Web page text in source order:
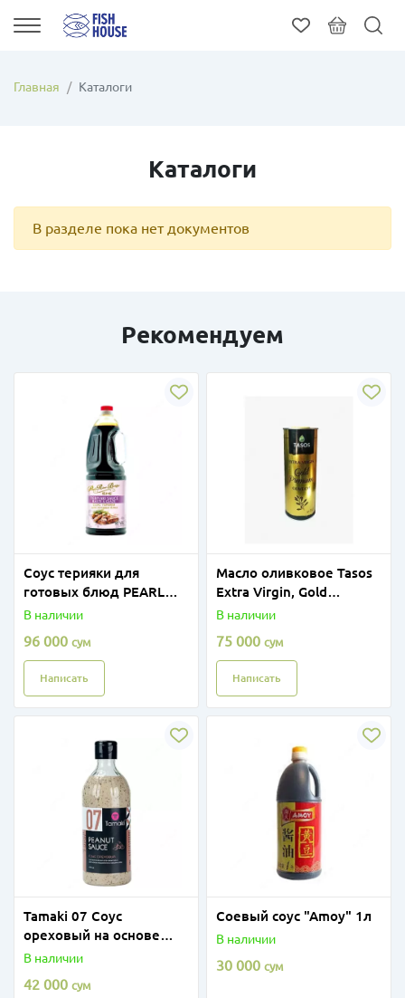
Главная Каталоги
Каталоги
В разделе пока нет документов
Рекомендуем
Соус терияки для
готовых блюд PEARL
RIVER BRIDGE, 1.8 л
В наличии
96 000 сум
Написать
Масло оливковое Tasos
Extra Virgin, Gold
premium, 1л ж/б
В наличии
75 000 сум
Написать
Tamaki 07 Соус
ореховый на основе
растительных масел,
В наличии
42 000 сум
Соевый соус "Amoy" 1л
В наличии
30 000 сум